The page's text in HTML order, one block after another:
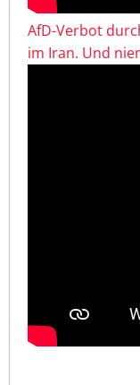
AfD-Verbot
im Iran. Und